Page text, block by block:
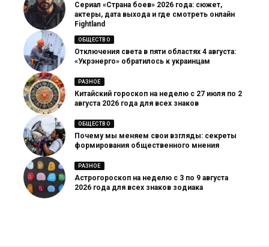
Сериал «Страна боев» 2026 года: сюжет,
актеры, дата выхода и где смотреть онлайн
Fightland
ОБЩЕСТВО
Отключения света в пяти областях 4 августа:
«Укрэнерго» обратилось к украинцам
РАЗНОЕ
Китайский гороскоп на неделю с 27 июля по 2
августа 2026 года для всех знаков
ОБЩЕСТВО
Почему мы меняем свои взгляды: секреты
формирования общественного мнения
РАЗНОЕ
Астрогороскоп на неделю с 3 по 9 августа
2026 года для всех знаков зодиака